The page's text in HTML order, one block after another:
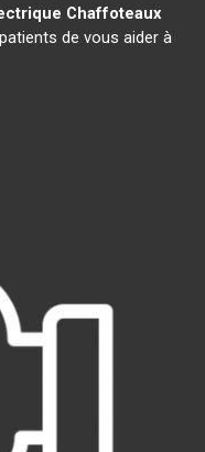
Chaffoteaux
de vous aider à